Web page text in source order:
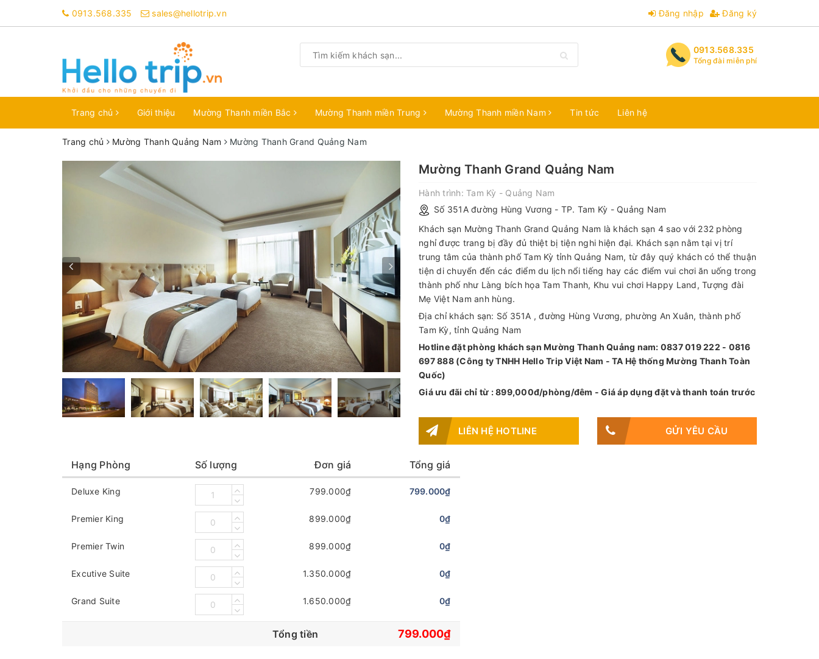
0913.568.335 sales@hellotrip.vn Đăng nhập Đăng ký
0913.568.335
Tổng đài miễn phí
Trang chủ Giới thiệu Mường Thanh miền Bắc Mường Thanh miền Trung Mường Thanh miền Nam Tin tức Liên hệ
Trang chủ Mường Thanh Quảng Nam Mường Thanh Grand Quảng Nam
Mường Thanh Grand Quảng Nam
Hành trình: Tam Kỳ - Quảng Nam
Số 351A đường Hùng Vương - TP. Tam Kỳ - Quảng Nam
Khách sạn Mường Thanh Grand Quảng Nam là khách sạn 4 sao với 232 phòng
nghỉ được trang bị đầy đủ thiệt bị tiện nghi hiện đại. Khách sạn nằm tại vị trí
trung tâm của thành phố Tam Kỳ tỉnh Quảng Nam, từ đây quý khách có thể thuận
tiện di chuyển đến các điểm du lịch nổi tiếng hay các điểm vui chơi ăn uống trong
thành phố như Làng bích họa Tam Thanh, Khu vui chơi Happy Land, Tượng đài
Mẹ Việt Nam anh hùng.
Địa chỉ khách sạn: Số 351A , đường Hùng Vương, phường An Xuân, thành phố
Tam Kỳ, tỉnh Quảng Nam
Hotline đặt phòng khách sạn Mường Thanh Quảng nam: 0837 019 222 - 0816
697 888 (Công ty TNHH Hello Trip Việt Nam - TA Hệ thống Mường Thanh Toàn
Quốc)
Giá ưu đãi chỉ từ : 899,000đ/phòng/đêm - Giá áp dụng đặt và thanh toán trước
LIÊN HỆ HOTLINE GỬI YÊU CẦU
Hạng Phòng Số lượng Đơn giá Tổng giá
Deluxe King 799.000₫ 799.000₫
Premier King 899.000₫ 0₫
Premier Twin 899.000₫ 0₫
Excutive Suite 1.350.000₫ 0₫
Grand Suite 1.650.000₫ 0₫
Tổng tiền 799.000₫